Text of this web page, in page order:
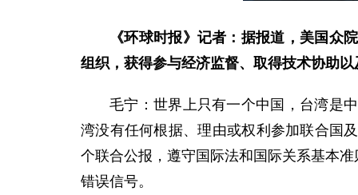
《环球时报》记者：据报道，美国众
组织，获得参与经济监督、取得技术协助
毛宁：世界上只有一个中国，台湾是
湾没有任何根据、理由或权利参加联合国
个联合公报，遵守国际法和国际关系基本
错误信号。